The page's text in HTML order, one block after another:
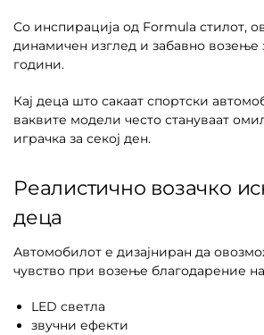
Со инспирација од Formula стилот,
динамичен изглед и забавно возење
години.
Кај деца што сакаат спортски
ваквите модели често стануваат
играчка за секој ден.
Реалистично возачко
деца
Автомобилот е дизајниран да
чувство при возење благодарение
LED светла
звучни ефекти